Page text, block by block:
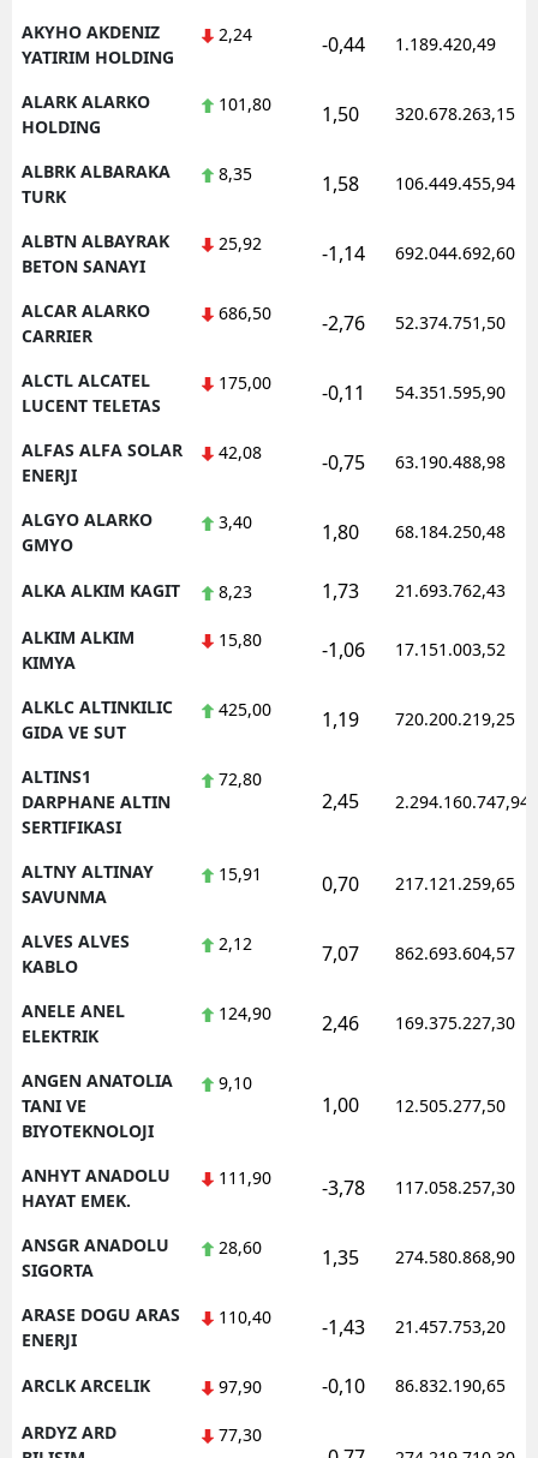
Sivas
Trabzon
Uşak
Zonguldak
Aksaray
Batman
Yalova
Karabük
Osmaniye
AKYHO AKDENIZ
YATIRIM HOLDING
2,24 -0,44 1.189.420,49
ALARK ALARKO
HOLDING
101,80 1,50 320.678.263,15
ALBRK ALBARAKA
TURK
8,35 1,58 106.449.455,94
ALBTN ALBAYRAK
BETON SANAYI
25,92 -1,14 692.044.692,60
ALCAR ALARKO
CARRIER
686,50 -2,76 52.374.751,50
ALCTL ALCATEL
LUCENT TELETAS
175,00 -0,11 54.351.595,90
ALFAS ALFA SOLAR
ENERJI
42,08 -0,75 63.190.488,98
ALGYO ALARKO
GMYO
3,40 1,80 68.184.250,48
ALKA ALKIM KAGIT 8,23 1,73 21.693.762,43
ALKIM ALKIM
KIMYA
15,80 -1,06 17.151.003,52
ALKLC ALTINKILIC
GIDA VE SUT
425,00 1,19 720.200.219,25
ALTINS1
DARPHANE ALTIN
SERTIFIKASI
72,80
2,45 2.294.160.747,94
ALTNY ALTINAY
SAVUNMA
15,91 0,70 217.121.259,65
ALVES ALVES
KABLO
2,12 7,07 862.693.604,57
ANELE ANEL
ELEKTRIK
124,90 2,46 169.375.227,30
ANGEN ANATOLIA
TANI VE
BIYOTEKNOLOJI
9,10
1,00 12.505.277,50
ANHYT ANADOLU
HAYAT EMEK.
111,90 -3,78 117.058.257,30
ANSGR ANADOLU
SIGORTA
28,60 1,35 274.580.868,90
ARASE DOGU ARAS
ENERJI
110,40 -1,43 21.457.753,20
ARCLK ARCELIK 97,90 -0,10 86.832.190,65
ARDYZ ARD
77,30